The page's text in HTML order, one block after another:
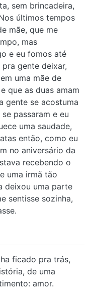
sem brincadeira,
últimos tempos
mãe, que me
mas
e eu fomos até
gente deixar,
uma mãe de
que as duas amam
gente se acostuma
passaram e eu
uma saudade,
então, como eu
no aniversário da
recebendo o
uma irmã tão
deixou uma parte
sentisse sozinha,
ficado pra trás,
de uma
amor.